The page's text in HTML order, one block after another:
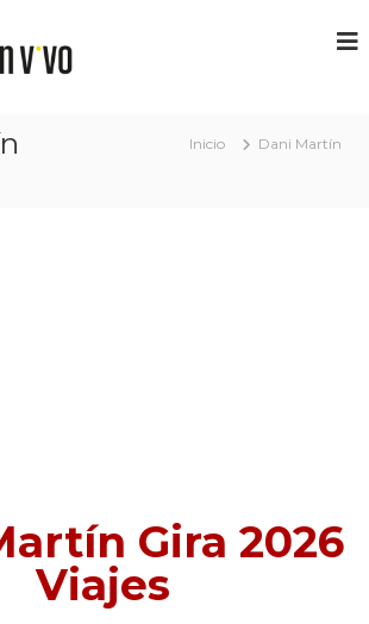
Inicio Dani Martín
Gira 2026
Viajes